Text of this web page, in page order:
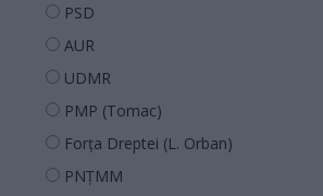
PSD
AUR
UDMR
PMP (Tomac)
Forța Dreptei (L. Orban)
PNȚMM